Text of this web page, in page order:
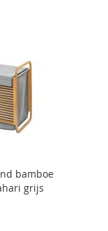
bamboe
grijs